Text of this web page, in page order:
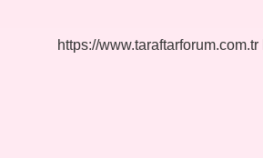
https://www.taraftarforum.com.tr